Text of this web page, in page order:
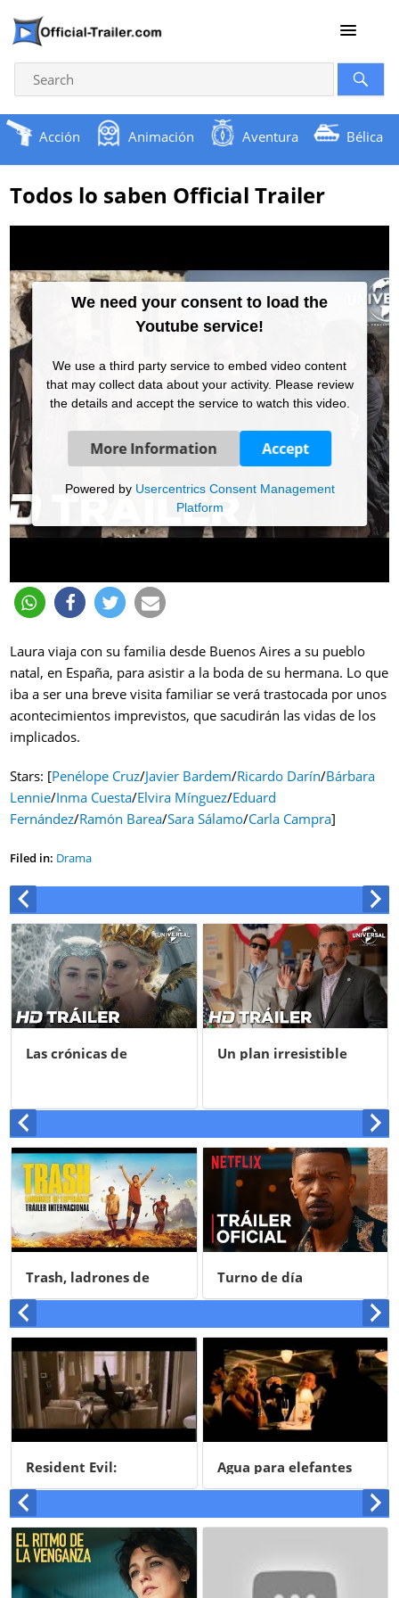
Acción Animación Aventura Bélica
Todos lo saben Official Trailer
We need your consent to load the
Youtube service!
We use a third party service to embed video content
that may collect data about your activity. Please review
the details and accept the service to watch this video.
More Information Accept
Powered by Usercentrics Consent Management
Platform
Laura viaja con su familia desde Buenos Aires a su pueblo
natal, en España, para asistir a la boda de su hermana. Lo que
iba a ser una breve visita familiar se verá trastocada por unos
acontecimientos imprevistos, que sacudirán las vidas de los
implicados.
Stars: [Penélope Cruz/Javier Bardem/Ricardo Darín/Bárbara
Lennie/Inma Cuesta/Elvira Mínguez/Eduard
Fernández/Ramón Barea/Sara Sálamo/Carla Campra]
Filed in: Drama
Un plan irresistible Fuga de cerebros 2
Turno de día
Barry Seal: el
traficante
Agua para elefantes El imperio de la luz